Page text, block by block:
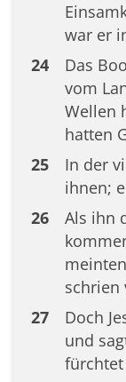
war er
24
Das
vom
Wellen
hatten
25
In der
ihnen;
26
Als ihn
schrien
27
Doch
und